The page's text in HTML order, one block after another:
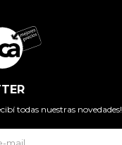
todas nuestras novedades!